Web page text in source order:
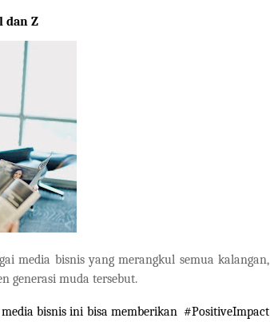
dan Z
media bisnis yang merangkul semua kalangan,
generasi muda tersebut.
bisnis ini bisa memberikan #PositiveImpact